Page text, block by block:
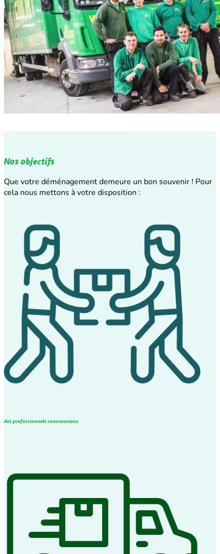
Nos objectifs
Que votre déménagement demeure un bon souvenir ! Pour
cela nous mettons à votre disposition :
des professionnels consciencieux